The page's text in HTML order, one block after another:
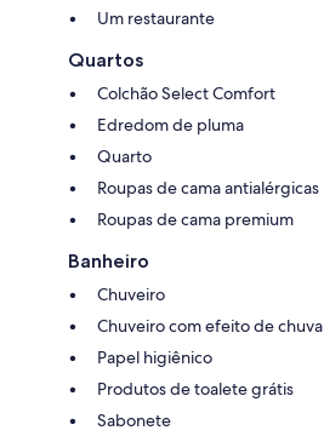
Um restaurante
Quartos
Colchão Select Comfort
Edredom de pluma
Quarto
Roupas de cama antialérgicas
Roupas de cama premium
Banheiro
Chuveiro
Chuveiro com efeito de chuva
Papel higiênico
Produtos de toalete grátis
Sabonete